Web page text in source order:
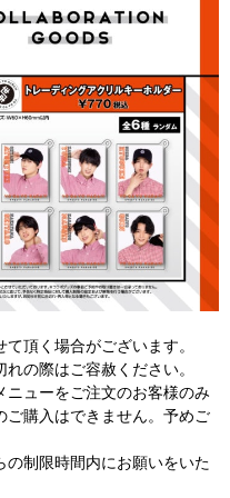
頂く場合がございます。
の際はご容赦ください。
ューをご注文のお客様のみ
ご購入はできません。予めご
の制限時間内にお願いをいた